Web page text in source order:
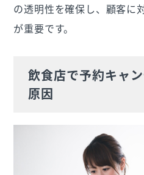
の透明性を確保し、顧客に
が重要です。
飲食店で予約キャ
原因